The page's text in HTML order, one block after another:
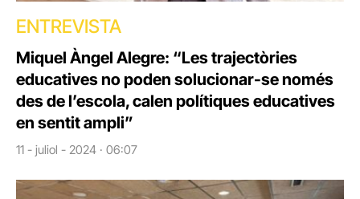
ENTREVISTA
Miquel Àngel Alegre: “Les trajectòries
educatives no poden solucionar-se només
des de l’escola, calen polítiques educatives
en sentit ampli”
11 - juliol - 2024 · 06:07